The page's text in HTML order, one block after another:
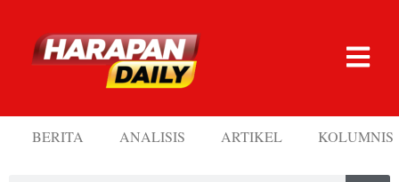
BERITA ANALISIS ARTIKEL KOLUMNIS